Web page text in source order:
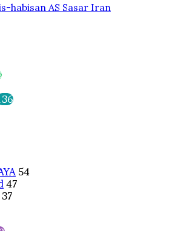
habisan AS Sasar Iran
54
47
37